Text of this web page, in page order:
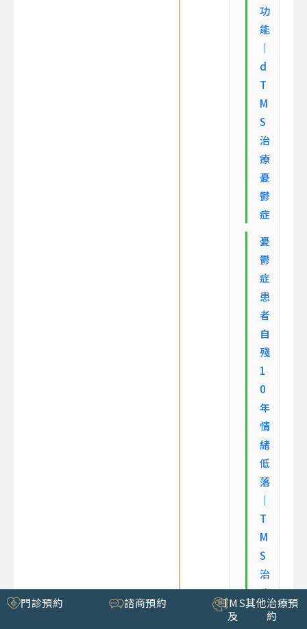
功
能
｜
d
T
M
S
治
療
憂
鬱
症
憂
鬱
症
患
者
自
殘
1
0
年
情
緒
低
落
｜
T
M
S
治
療
帶
門診預約 諮商預約
TMS
及
其他治療預
約